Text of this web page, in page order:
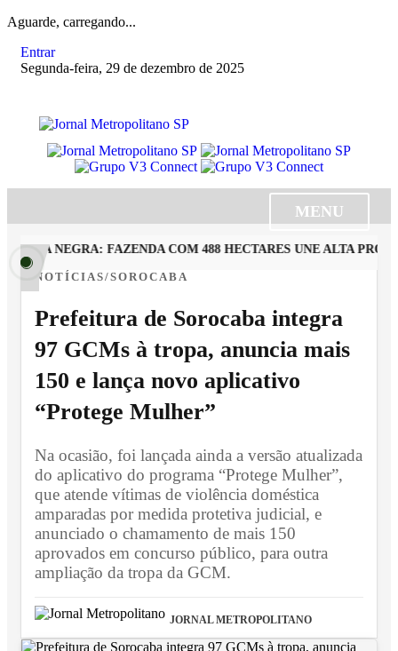
Aguarde, carregando...
Entrar
Segunda-feira, 29 de dezembro de 2025
MENU
NEGRA: FAZENDA COM 488 HECTARES UNE ALTA
NOTÍCIAS/SOROCABA
Prefeitura de Sorocaba integra
97 GCMs à tropa, anuncia mais
150 e lança novo aplicativo
“Protege Mulher”
Na ocasião, foi lançada ainda a versão atualizada
do aplicativo do programa “Protege Mulher”,
que atende vítimas de violência doméstica
amparadas por medida protetiva judicial, e
anunciado o chamamento de mais 150
aprovados em concurso público, para outra
ampliação da tropa da GCM.
JORNAL METROPOLITANO